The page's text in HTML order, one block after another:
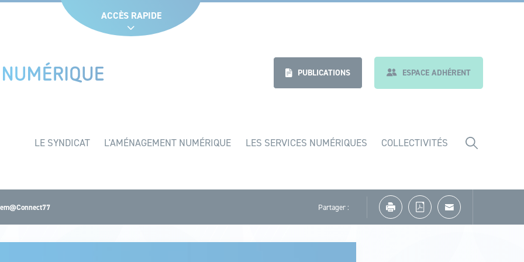
ACCÈS RAPIDE
PUBLICATIONS ESPACE ADHÉRENT
LE SYNDICAT L'AMÉNAGEMENT NUMÉRIQUE LES SERVICES NUMÉRIQUES COLLECTIVITÉS
Partager :